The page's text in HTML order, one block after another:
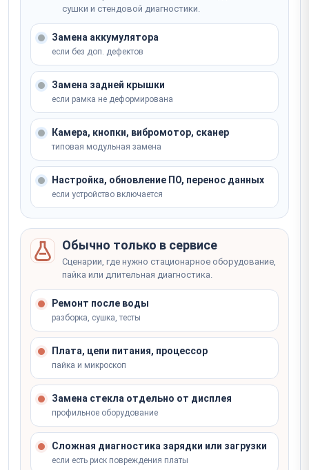
Записаться
Не уверены, что сломалось? Мастер определит на
месте
Ремонт модуля GPS/GLONASS/Galileo
Ремонт GPS-модуля
от 2 часов
от 3 500 ₽
Не уверены, что сломалось? Мастер определит на
месте
Записаться
от 2 000 ₽
Не уверены, что сломалось? Мастер определит на
месте
Записаться
сушки и стендовой диагностики.
Замена аккумулятора
если без доп. дефектов
Замена задней крышки
если рамка не деформирована
Камера, кнопки, вибромотор, сканер
типовая модульная замена
Настройка, обновление ПО, перенос данных
если устройство включается
Обычно только в сервисе
Сценарии, где нужно стационарное оборудование,
пайка или длительная диагностика.
Ремонт после воды
разборка, сушка, тесты
Плата, цепи питания, процессор
пайка и микроскоп
Замена стекла отдельно от дисплея
профильное оборудование
Сложная диагностика зарядки или загрузки
если есть риск повреждения платы